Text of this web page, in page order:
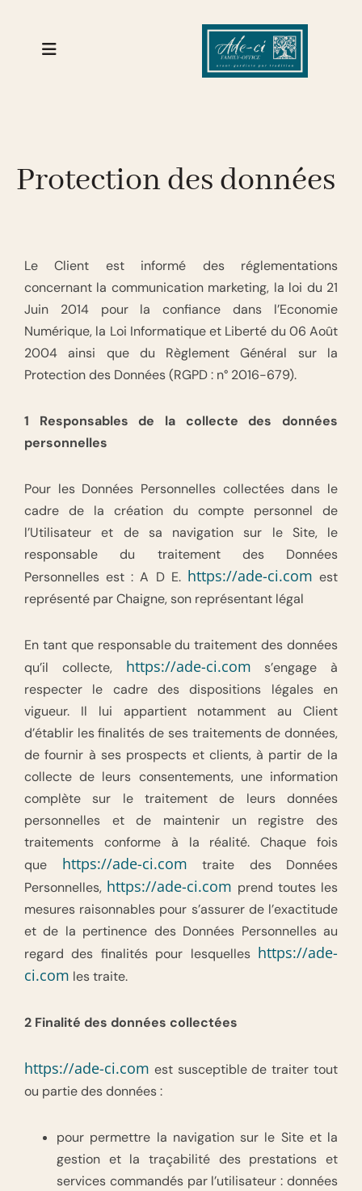
Protection des données
Le Client est informé des réglementations
concernant la communication marketing, la loi du 21
Juin 2014 pour la confiance dans l’Economie
Numérique, la Loi Informatique et Liberté du 06 Août
2004 ainsi que du Règlement Général sur la
Protection des Données (RGPD : n° 2016-679).
1 Responsables de la collecte des données
personnelles
Pour les Données Personnelles collectées dans le
cadre de la création du compte personnel de
l’Utilisateur et de sa navigation sur le Site, le
responsable du traitement des Données
Personnelles est : A D E. https://ade-ci.com est
représenté par Chaigne, son représentant légal
En tant que responsable du traitement des données
qu’il collecte, https://ade-ci.com s’engage à
respecter le cadre des dispositions légales en
vigueur. Il lui appartient notamment au Client
d’établir les finalités de ses traitements de données,
de fournir à ses prospects et clients, à partir de la
collecte de leurs consentements, une information
complète sur le traitement de leurs données
personnelles et de maintenir un registre des
traitements conforme à la réalité. Chaque fois
que https://ade-ci.com traite des Données
Personnelles, https://ade-ci.com prend toutes les
mesures raisonnables pour s’assurer de l’exactitude
et de la pertinence des Données Personnelles au
regard des finalités pour lesquelles https://ade-
ci.com les traite.
2 Finalité des données collectées
https://ade-ci.com est susceptible de traiter tout
ou partie des données :
pour permettre la navigation sur le Site et la
gestion et la traçabilité des prestations et
services commandés par l’utilisateur : données